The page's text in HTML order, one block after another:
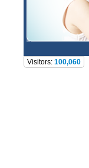
Visitors: 100,060